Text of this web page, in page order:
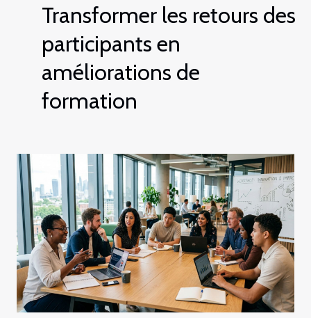
Transformer les retours des
participants en
améliorations de
formation